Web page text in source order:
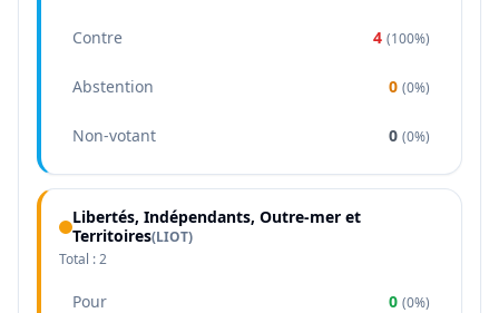
Contre 4 (100%)
Abstention 0 (0%)
Non-votant 0 (0%)
Libertés, Indépendants, Outre-mer et
Territoires(LIOT)
Total :2
Pour 0 (0%)